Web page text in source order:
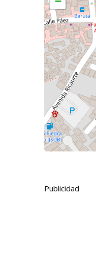
Publicidad